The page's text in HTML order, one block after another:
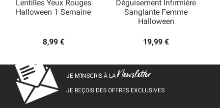
Lentilles Yeux Rouges
Halloween 1 Semaine
8,99 €
Déguisement Infirmière
Sanglante Femme
Halloween
19,99 €
JE M’INSCRIS À LANewsletter
JE REÇOIS DES OFFRES EXCLUSIVES